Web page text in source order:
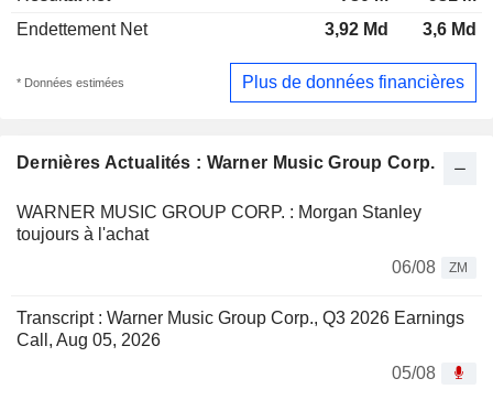
Dernières Actualités : Warner Music Group Corp.
WARNER MUSIC GROUP CORP. : Morgan Stanley
toujours à l'achat
06/08
ZM
Transcript : Warner Music Group Corp., Q3 2026 Earnings
Call, Aug 05, 2026
05/08
Endettement Net
3,92 Md 3,6 Md
* Données estimées Plus de données financières